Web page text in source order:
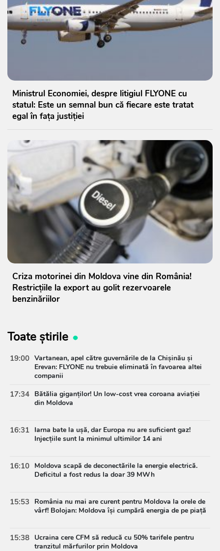
Ministrul Economiei, despre litigiul FLYONE cu
statul: Este un semnal bun că fiecare este tratat
egal în fața justiției
Criza motorinei din Moldova vine din România!
Restricțiile la export au golit rezervoarele
benzinăriilor
Toate știrile
19:00 Vartanean, apel către guvernările de la Chișinău și
Erevan: FLYONE nu trebuie eliminată în favoarea altei
companii
17:34 Bătălia giganților! Un low-cost vrea coroana aviației
din Moldova
16:31 Iarna bate la ușă, dar Europa nu are suficient gaz!
Injecțiile sunt la minimul ultimilor 14 ani
16:10 Moldova scapă de deconectările la energie electrică.
Deficitul a fost redus la doar 39 MWh
15:53
România nu mai are curent pentru Moldova la orele de
vârf! Bolojan: Moldova își cumpără energia de pe piață
15:38 Ucraina cere CFM să reducă cu 50% tarifele pentru
tranzitul mărfurilor prin Moldova